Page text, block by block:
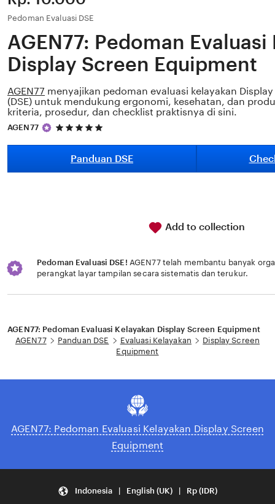
Pedoman Evaluasi DSE
AGEN77: Pedoman Evaluasi
Display Screen Equipment
AGEN77 menyajikan pedoman evaluasi kelayakan
(DSE) untuk mendukung ergonomi, kesehatan, dan
kriteria, prosedur, dan checklist praktisnya di sini.
AGEN77
5
of
Panduan DSE
Add to collection
Pedoman Evaluasi DSE! AGEN77 telah membantu banyak
perangkat layar tampilan secara sistematis dan terukur.
Loading...
AGEN77: Pedoman Evaluasi Kelayakan Display Screen Equipment
AGEN77
Panduan DSE Evaluasi Kelayakan
Display Screen
Equipment
AGEN77: Pedoman Evaluasi Kelayakan Display Screen
Equipment
Indonesia | English (UK) | Rp (IDR)